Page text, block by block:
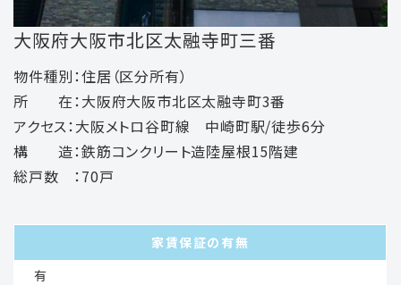
大阪府大阪市北区太融寺町三番
物件種別：住居（区分所有）
所 在：大阪府大阪市北区太融寺町3番
アクセス：大阪メトロ谷町線 中崎町駅/徒歩6分
構 造：鉄筋コンクリート造陸屋根15階建
総戸数 ：70戸
家賃保証の有無
有